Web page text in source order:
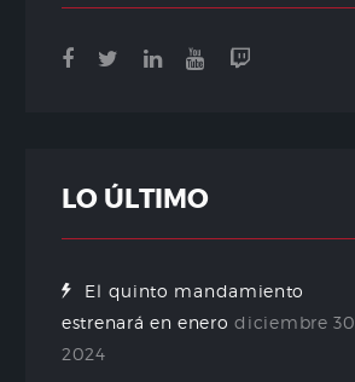
LO ÚLTIMO
El quinto mandamiento
estrenará en enero diciembre 30,
2024